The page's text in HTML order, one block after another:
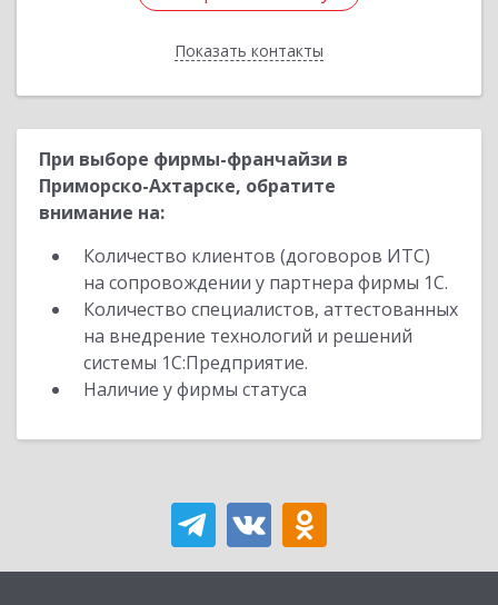
Показать контакты
Назад
При выборе фирмы-франчайзи в
Приморско-Ахтарске, обратите
внимание на:
Количество клиентов (договоров ИТС)
на сопровождении у партнера фирмы 1С.
Количество специалистов, аттестованных
на внедрение технологий и решений
системы 1С:Предприятие.
Наличие у фирмы статуса